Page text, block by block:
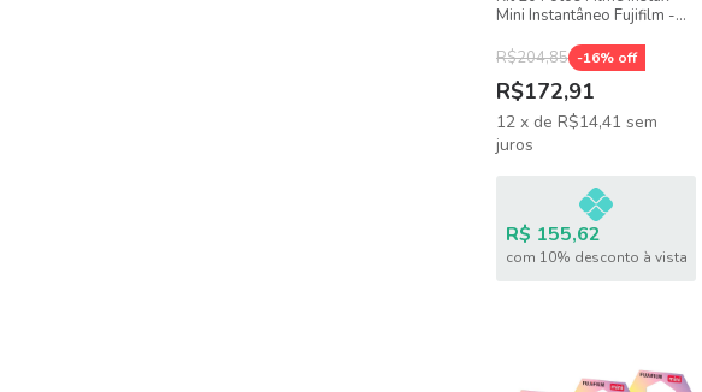
Mini Instantâneo Fujifilm -
R$204,85 -16% off
R$172,91
12 x de R$14,41 sem
juros
R$ 155,62
com 10% desconto à vista